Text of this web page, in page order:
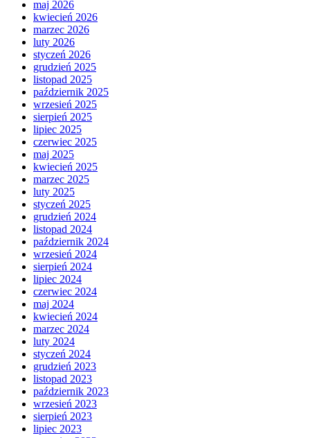
maj 2026
kwiecień 2026
marzec 2026
luty 2026
styczeń 2026
grudzień 2025
listopad 2025
październik 2025
wrzesień 2025
sierpień 2025
lipiec 2025
czerwiec 2025
maj 2025
kwiecień 2025
marzec 2025
luty 2025
styczeń 2025
grudzień 2024
listopad 2024
październik 2024
wrzesień 2024
sierpień 2024
lipiec 2024
czerwiec 2024
maj 2024
kwiecień 2024
marzec 2024
luty 2024
styczeń 2024
grudzień 2023
listopad 2023
październik 2023
wrzesień 2023
sierpień 2023
lipiec 2023